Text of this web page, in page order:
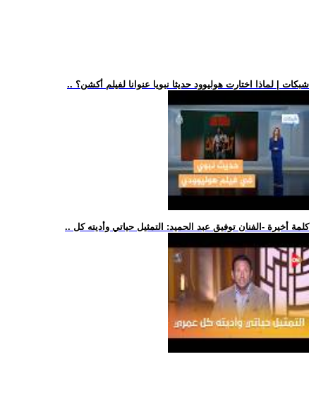
.. شبكات | لماذا اختارت هوليوود حديثا نبويا عنوانا لفيلم أكشن؟
.. كلمة أخيرة -الفنان توفيق عبد الحميد: التمثيل حياتي وأديته كل